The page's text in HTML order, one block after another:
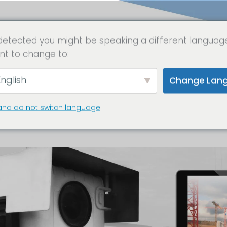
you might be speaking a different
to change to:
Change
do not switch language